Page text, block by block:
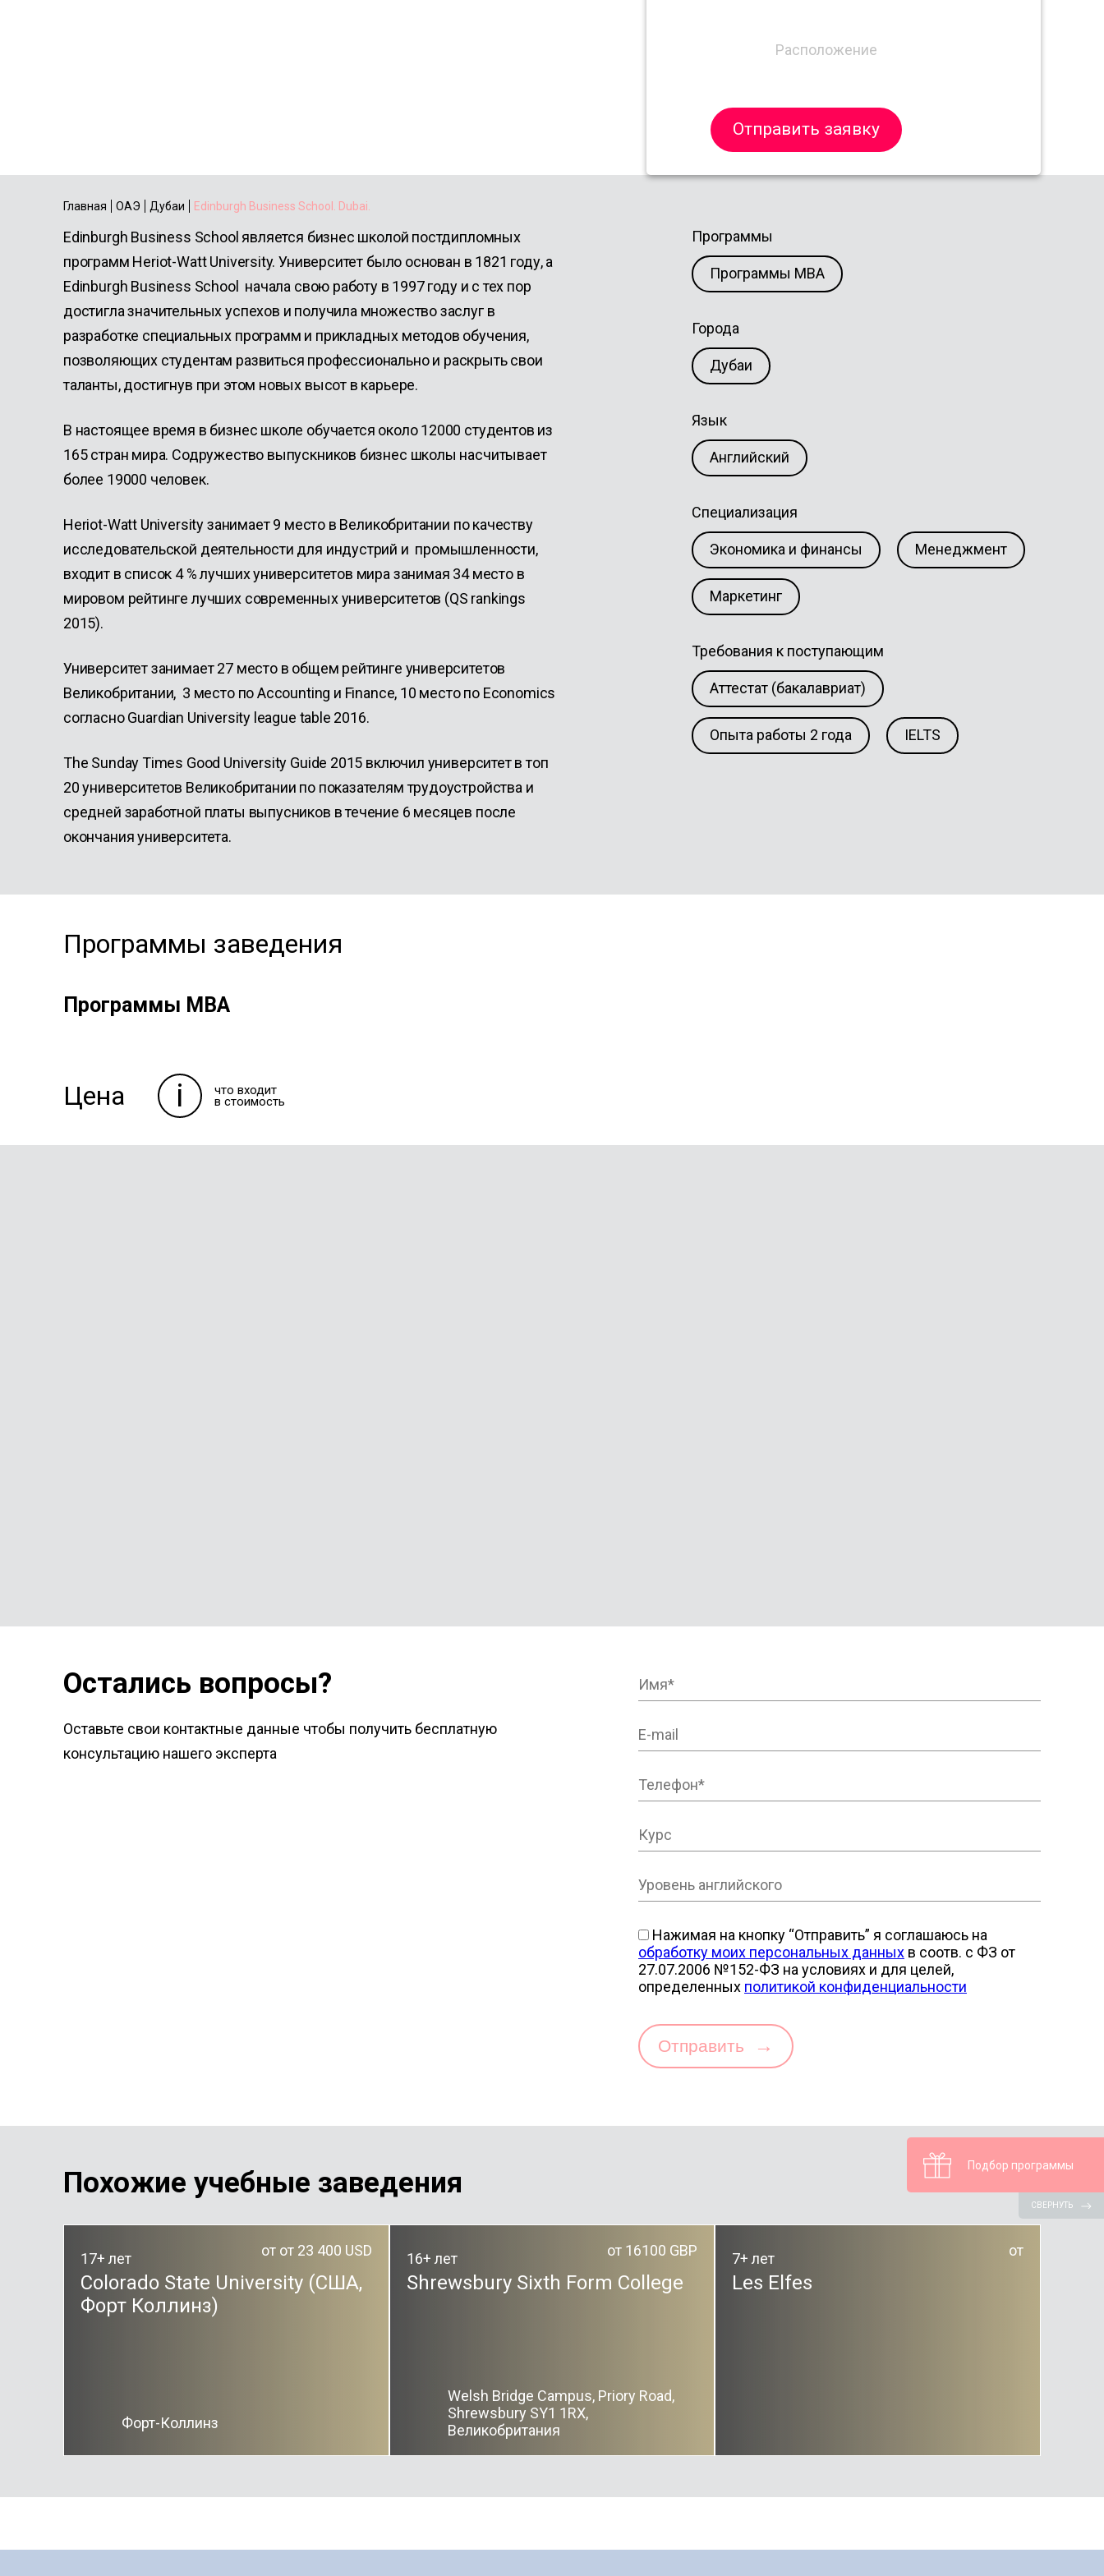
Расположение
Отправить заявку
Главная ОАЭ Дубаи Edinburgh Business School. Dubai.
Edinburgh Business School является бизнес школой постдипломных
программ Heriot-Watt University. Университет было основан в 1821 году, а
Edinburgh Business School начала свою работу в 1997 году и с тех пор
достигла значительных успехов и получила множество заслуг в
разработке специальных программ и прикладных методов обучения,
позволяющих студентам развиться профессионально и раскрыть свои
таланты, достигнув при этом новых высот в карьере.
В настоящее время в бизнес школе обучается около 12000 студентов из
165 стран мира. Содружество выпускников бизнес школы насчитывает
более 19000 человек.
Heriot-Watt University занимает 9 место в Великобритании по качеству
исследовательской деятельности для индустрий и промышленности,
входит в список 4 % лучших университетов мира занимая 34 место в
мировом рейтинге лучших современных университетов (QS rankings
2015).
Университет занимает 27 место в общем рейтинге университетов
Великобритании, 3 место по Accounting и Finance, 10 место по Economics
согласно Guardian University league table 2016.
The Sunday Times Good University Guide 2015 включил университет в топ
20 университетов Великобритании по показателям трудоустройства и
средней заработной платы выпусников в течение 6 месяцев после
окончания университета.
Программы
Программы MBA
Города
Дубаи
Язык
Английский
Специализация
Экономика и финансы Менеджмент
Маркетинг
Требования к поступающим
Аттестат (бакалавриат)
Опыта работы 2 года IELTS
Программы заведения
Программы MBA
Цена i что входит
в стоимость
Остались вопросы?
Оставьте свои контактные данные чтобы получить бесплатную
консультацию нашего эксперта
Нажимая на кнопку “Отправить” я соглашаюсь на
обработку моих персональных данных в соотв. с ФЗ от
27.07.2006 №152-ФЗ на условиях и для целей,
определенных политикой конфиденциальности
Отправить →
Похожие учебные заведения
17+ лет
Colorado State University (США,
Форт Коллинз)
от от 23 400 USD
Форт-Коллинз
16+ лет
Shrewsbury Sixth Form College
от 16100 GBP
Welsh Bridge Campus, Priory Road,
Shrewsbury SY1 1RX,
Великобритания
7+ лет
Les Elfes
от
Подбор программы
СВЕРНУТЬ